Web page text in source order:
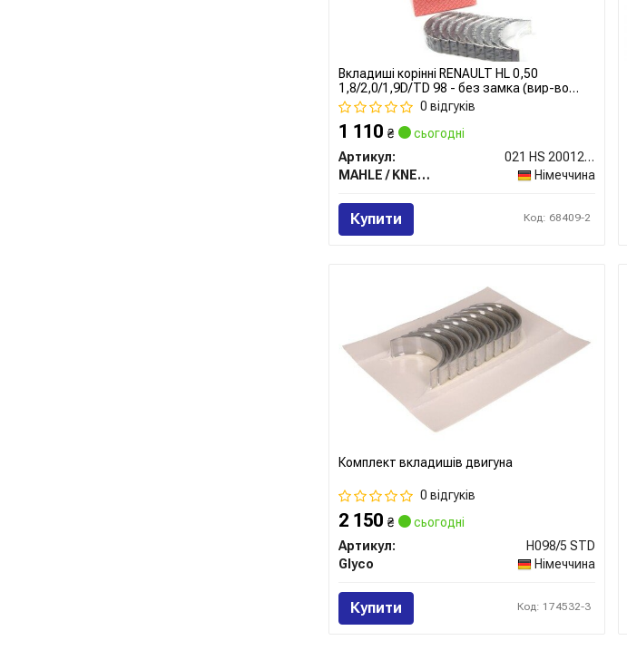
Вкладиші корінні RENAULT HL 0,50
1,8/2,0/1,9D/TD 98 - без замка (вир-во
Mahle)
0 відгуків
1 110 ₴
сьогодні
Артикул:
021 HS 20012 050
MAHLE / KNECHT
Німеччина
Купити Код: 68409-2
Комплект вкладишів двигуна
0 відгуків
2 150 ₴
сьогодні
Артикул:
H098/5 STD
Glyco
Німеччина
Купити Код: 174532-3